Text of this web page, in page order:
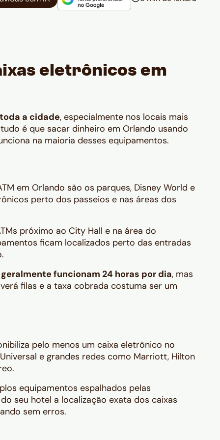
eletrônicos em
a cidade, especialmente nos locais mais
é que sacar dinheiro em Orlando usando
na maioria desses equipamentos.
em Orlando são os parques, Disney World e
perto dos passeios e nas áreas dos
próximo ao City Hall e na área do
ficam localizados perto das entradas
geralmente funcionam 24 horas por dia, mas
filas e a taxa cobrada costuma ser um
pelo menos um caixa eletrônico no
e grandes redes como Marriott, Hilton
equipamentos espalhados pelas
seu hotel a localização exata dos caixas
sem erros.